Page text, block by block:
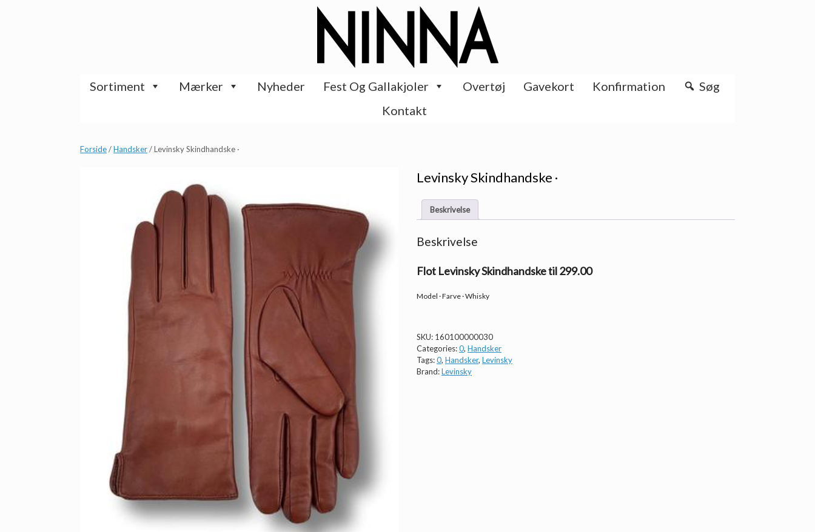
Sortiment Mærker Nyheder Fest Og Gallakjoler Overtøj Gavekort Konfirmation
Søg
Kontakt
Forside/Handsker/ Levinsky Skindhandske ·
Levinsky Skindhandske ·
Beskrivelse
Beskrivelse
Flot Levinsky Skindhandske til 299.00
Model · Farve · Whisky
SKU: 160100000030
Categories:0, Handsker
Tags:0, Handsker, Levinsky
Brand:Levinsky